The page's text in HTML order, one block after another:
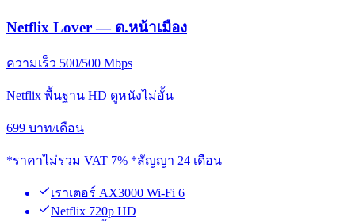
Netflix Lover — ต.หน้าเมือง
ความเร็ว 500/500 Mbps
Netflix พื้นฐาน HD ดูหนังไม่อั้น
699 บาท/เดือน
*ราคาไม่รวม VAT 7% *สัญญา 24 เดือน
เราเตอร์ AX3000 Wi-Fi 6
Netflix 720p HD